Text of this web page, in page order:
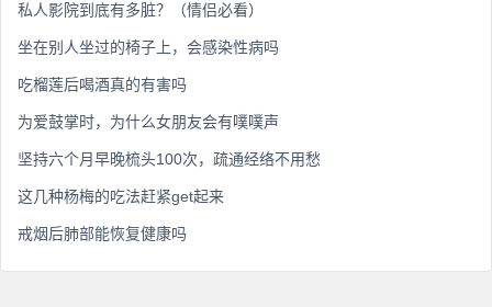
私人影院到底有多脏？（情侣必看）
坐在别人坐过的椅子上，会感染性病吗
吃榴莲后喝酒真的有害吗
为爱鼓掌时，为什么女朋友会有噗噗声
坚持六个月早晚梳头100次，疏通经络不用愁
这几种杨梅的吃法赶紧get起来
戒烟后肺部能恢复健康吗